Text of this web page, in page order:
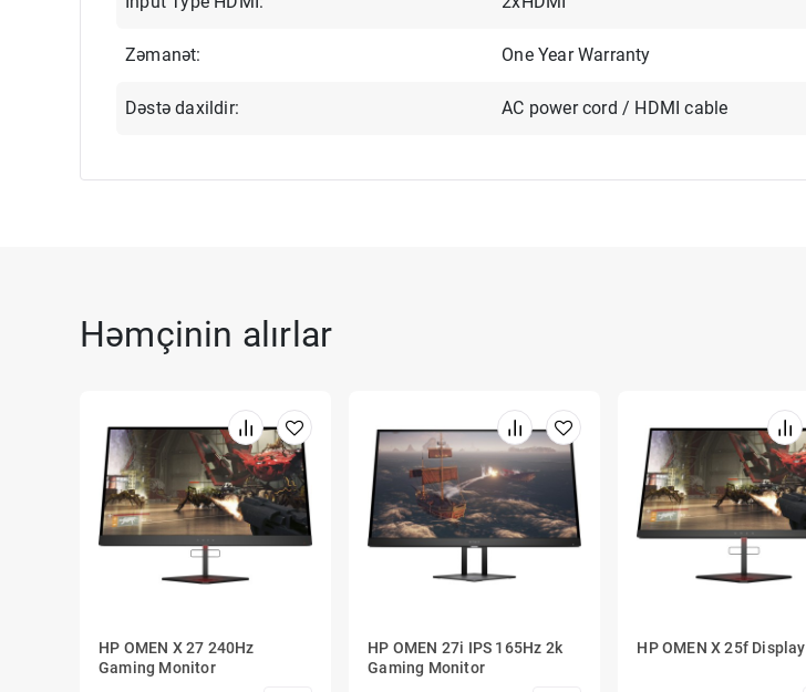
Zəmanət: One Year Warranty
Dəstə daxildir: AC power cord / HDMI cable
Həmçinin alırlar
HP OMEN X 27 240Hz
Gaming Monitor
HP OMEN 27i IPS 165Hz 2k
Gaming Monitor
HP OMEN X 25f Display